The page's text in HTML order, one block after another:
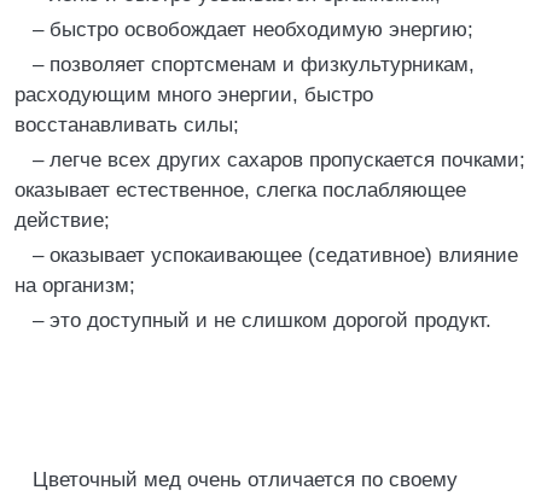
– быстро освобождает необходимую энергию;
– позволяет спортсменам и физкультурникам,
расходующим много энергии, быстро
восстанавливать силы;
– легче всех других сахаров пропускается почками;
оказывает естественное, слегка послабляющее
действие;
– оказывает успокаивающее (седативное) влияние
на организм;
– это доступный и не слишком дорогой продукт.
Цветочный мед очень отличается по своему